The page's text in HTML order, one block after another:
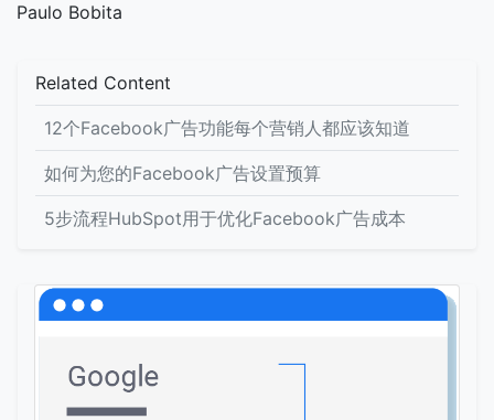
Paulo Bobita
Related Content
12个Facebook广告功能每个营销人都应该知道
如何为您的Facebook广告设置预算
5步流程HubSpot用于优化Facebook广告成本